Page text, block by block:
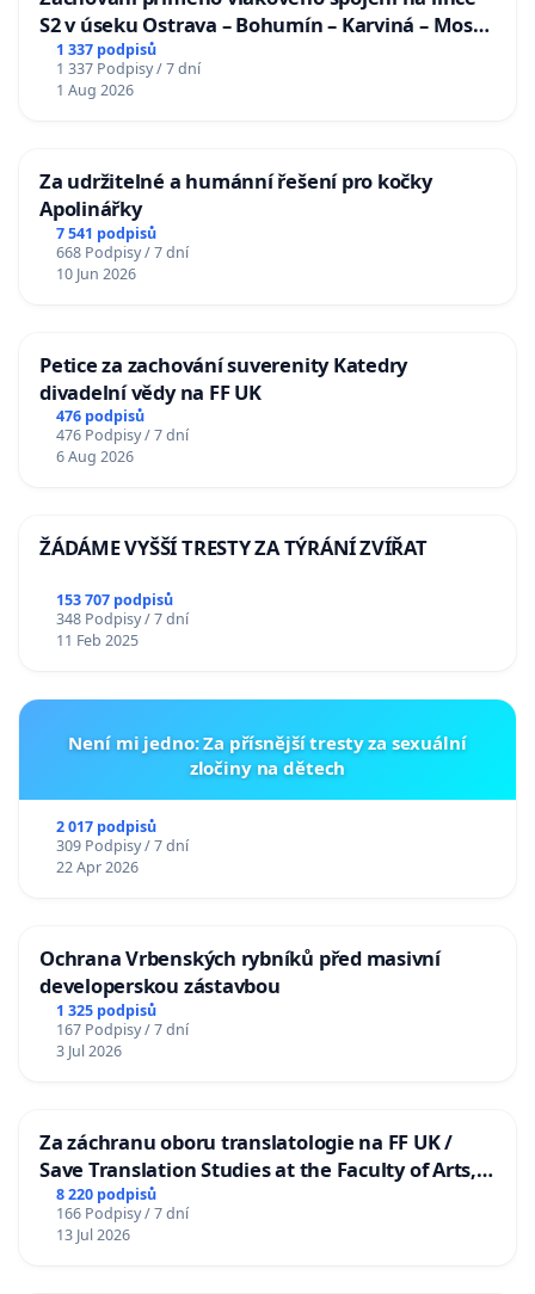
S2 v úseku Ostrava – Bohumín – Karviná – Mosty
u Jablunkova
1 337 podpisů
1 337 Podpisy / 7 dní
1 Aug 2026
Za udržitelné a humánní řešení pro kočky
Apolinářky
7 541 podpisů
668 Podpisy / 7 dní
10 Jun 2026
Petice za zachování suverenity Katedry
divadelní vědy na FF UK
476 podpisů
476 Podpisy / 7 dní
6 Aug 2026
ŽÁDÁME VYŠŠÍ TRESTY ZA TÝRÁNÍ ZVÍŘAT
153 707 podpisů
348 Podpisy / 7 dní
11 Feb 2025
Není mi jedno: Za přísnější tresty za sexuální
zločiny na dětech
2 017 podpisů
309 Podpisy / 7 dní
22 Apr 2026
Ochrana Vrbenských rybníků před masivní
developerskou zástavbou
1 325 podpisů
167 Podpisy / 7 dní
3 Jul 2026
Za záchranu oboru translatologie na FF UK /
Save Translation Studies at the Faculty of Arts,
Charles University
8 220 podpisů
166 Podpisy / 7 dní
13 Jul 2026